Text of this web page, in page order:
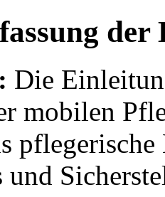
der
Die
mobilen
und